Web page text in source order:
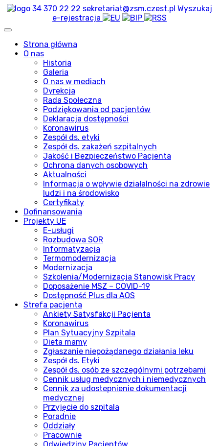
34 370 22 22 sekretariat@zsm.czest.pl Wyszukaj
e-rejestracja
Strona główna
O nas
Historia
Galeria
O nas w mediach
Dyrekcja
Rada Społeczna
Podziękowania od pacjentów
Deklaracja dostępności
Koronawirus
Zespół ds. etyki
Zespół ds. zakażeń szpitalnych
Jakość i Bezpieczeństwo Pacjenta
Ochrona danych osobowych
Aktualności
Informacja o wpływie działalności na zdrowie
ludzi i na środowisko
Certyfikaty
Dofinansowania
Projekty UE
E-usługi
Rozbudowa SOR
Informatyzacja
Termomodernizacja
Modernizacja
Szkolenia/Modernizacja Stanowisk Pracy
Doposażenie MSZ – COVID-19
Dostępność Plus dla AOS
Strefa pacjenta
Ankiety Satysfakcji Pacjenta
Koronawirus
Plan Sytuacyjny Szpitala
Dieta mamy
Zgłaszanie niepożądanego działania leku
Zespół ds. Etyki
Zespół ds. osób ze szczególnymi potrzebami
Cennik usług medycznych i niemedycznych
Cennik za udostepnienie dokumentacji
medycznej
Przyjęcie do szpitala
Poradnie
Oddziały
Pracownie